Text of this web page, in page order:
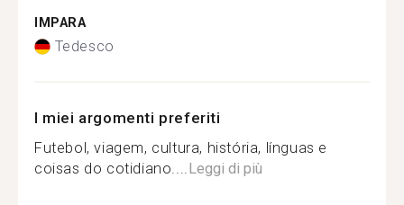
IMPARA
Tedesco
I miei argomenti preferiti
Futebol, viagem, cultura, história, línguas e
coisas do cotidiano....Leggi di più